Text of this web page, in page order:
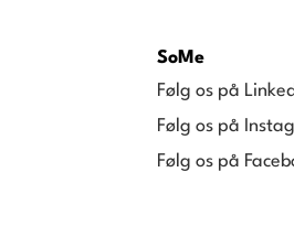
SoMe
Følg os på
Følg os på
Følg os på